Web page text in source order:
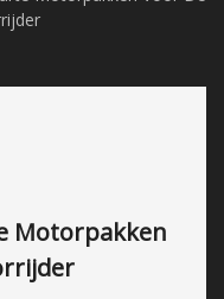
Motorpakken